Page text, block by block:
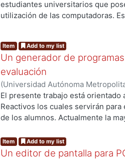
predicción del tiempo y la
cuerpos de agua con diferentes
uso aislado por una parte de
han encontrado nuevas y
realizó mediante las siguientes
Microscopia Electrónica de
rayos X (DRX), Espectroscopia
e infrarrojo (IR). De acuerdo con
propósito contribuir al
diferentes materiales que se
propiedades para definir distintas
estudiantes universitarios que
utilización de las computadoras.
Item Add to my list
Un generador de
evaluación
(Universidad Autónoma
de Servicios de Información.,1992
El presente trabajo está orientado
Reactivos los cuales servirán
de los alumnos. Actualmente la
palabras, o graficadores, o bases
del equipo.
Item Add to my list
Un editor de pantalla para